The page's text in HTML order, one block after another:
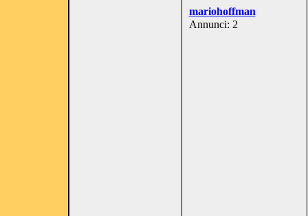
mariohoffman
Annunci: 2